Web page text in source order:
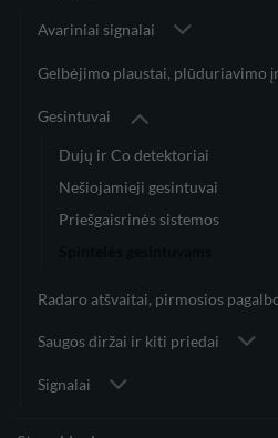
Avariniai signalai
Gelbėjimo plaustai, plūduriavimo
Gesintuvai
Dujų ir Co detektoriai
Nešiojamieji gesintuvai
Priešgaisrinės sistemos
Radaro atšvaitai, pirmosios
Saugos diržai ir kiti priedai
Signalai